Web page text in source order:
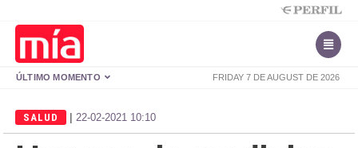
FRIDAY 7 DE AUGUST DE 2026
ÚLTIMO MOMENTO
SALUD | 22-02-2021 10:10